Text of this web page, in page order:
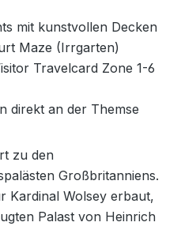
mit kunstvollen Decken
Maze (Irrgarten)
Travelcard Zone 1-6
direkt an der Themse
zu den
Großbritanniens.
Kardinal Wolsey erbaut,
Palast von Heinrich